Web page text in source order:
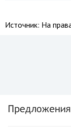
Источник: На
Предложения